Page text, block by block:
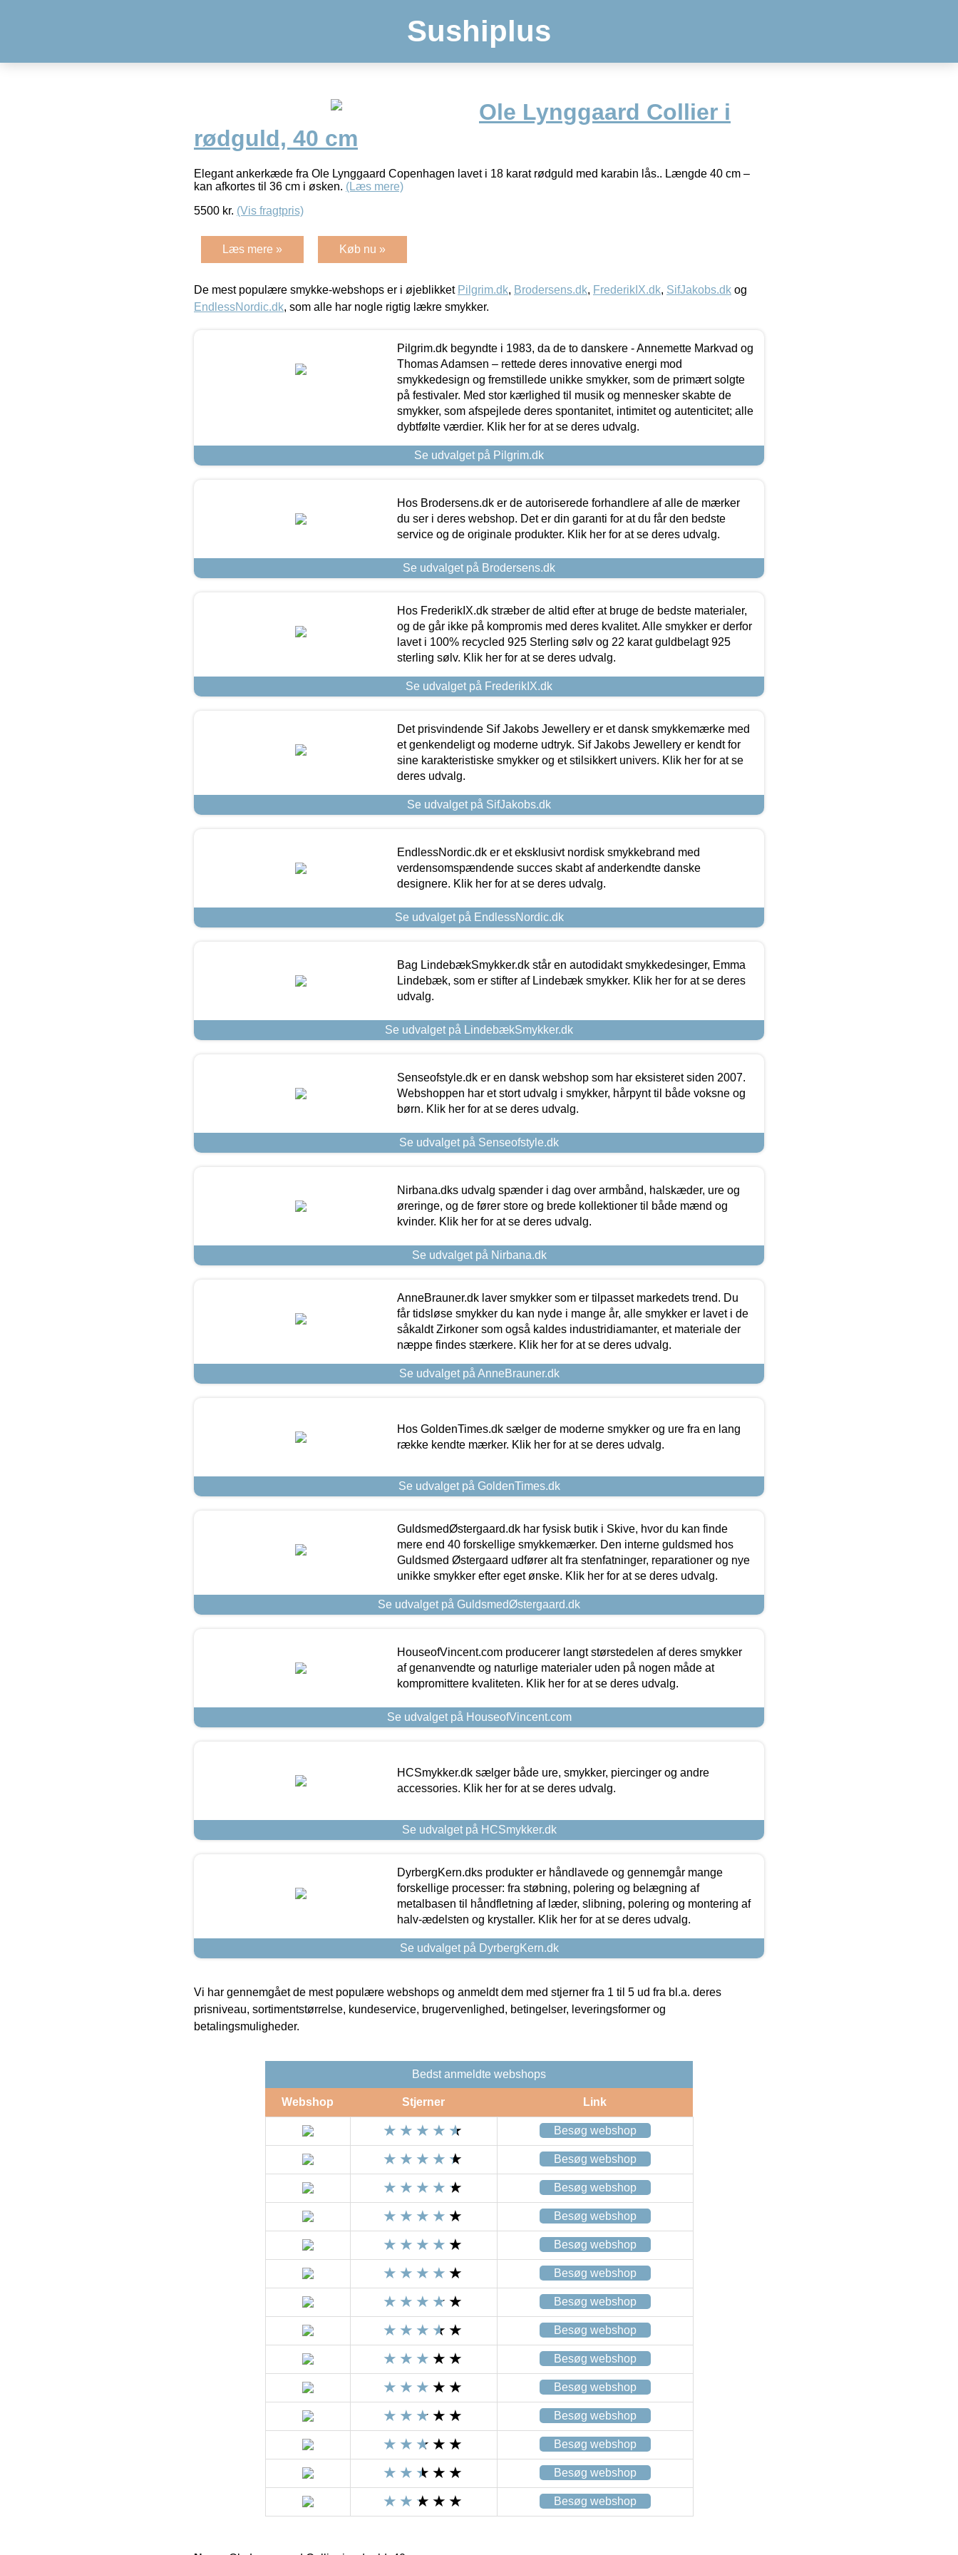
Sushiplus
Ole Lynggaard Collier i
rødguld, 40 cm
Elegant ankerkæde fra Ole Lynggaard Copenhagen lavet i 18 karat rødguld med karabin lås.. Længde 40 cm –
kan afkortes til 36 cm i øsken. (Læs mere)
5500 kr. (Vis fragtpris)
Læs mere » Køb nu »
De mest populære smykke-webshops er i øjeblikket Pilgrim.dk, Brodersens.dk, FrederikIX.dk, SifJakobs.dk og
EndlessNordic.dk, som alle har nogle rigtig lækre smykker.
Pilgrim.dk begyndte i 1983, da de to danskere - Annemette Markvad og
Thomas Adamsen – rettede deres innovative energi mod
smykkedesign og fremstillede unikke smykker, som de primært solgte
på festivaler. Med stor kærlighed til musik og mennesker skabte de
smykker, som afspejlede deres spontanitet, intimitet og autenticitet; alle
dybtfølte værdier. Klik her for at se deres udvalg.
Se udvalget på Pilgrim.dk
Hos Brodersens.dk er de autoriserede forhandlere af alle de mærker
du ser i deres webshop. Det er din garanti for at du får den bedste
service og de originale produkter. Klik her for at se deres udvalg.
Se udvalget på Brodersens.dk
Hos FrederikIX.dk stræber de altid efter at bruge de bedste materialer,
og de går ikke på kompromis med deres kvalitet. Alle smykker er derfor
lavet i 100% recycled 925 Sterling sølv og 22 karat guldbelagt 925
sterling sølv. Klik her for at se deres udvalg.
Se udvalget på FrederikIX.dk
Det prisvindende Sif Jakobs Jewellery er et dansk smykkemærke med
et genkendeligt og moderne udtryk. Sif Jakobs Jewellery er kendt for
sine karakteristiske smykker og et stilsikkert univers. Klik her for at se
deres udvalg.
Se udvalget på SifJakobs.dk
EndlessNordic.dk er et eksklusivt nordisk smykkebrand med
verdensomspændende succes skabt af anderkendte danske
designere. Klik her for at se deres udvalg.
Se udvalget på EndlessNordic.dk
Bag LindebækSmykker.dk står en autodidakt smykkedesinger, Emma
Lindebæk, som er stifter af Lindebæk smykker. Klik her for at se deres
udvalg.
Se udvalget på LindebækSmykker.dk
Senseofstyle.dk er en dansk webshop som har eksisteret siden 2007.
Webshoppen har et stort udvalg i smykker, hårpynt til både voksne og
børn. Klik her for at se deres udvalg.
Se udvalget på Senseofstyle.dk
Nirbana.dks udvalg spænder i dag over armbånd, halskæder, ure og
øreringe, og de fører store og brede kollektioner til både mænd og
kvinder. Klik her for at se deres udvalg.
Se udvalget på Nirbana.dk
AnneBrauner.dk laver smykker som er tilpasset markedets trend. Du
får tidsløse smykker du kan nyde i mange år, alle smykker er lavet i de
såkaldt Zirkoner som også kaldes industridiamanter, et materiale der
næppe findes stærkere. Klik her for at se deres udvalg.
Se udvalget på AnneBrauner.dk
Hos GoldenTimes.dk sælger de moderne smykker og ure fra en lang
række kendte mærker. Klik her for at se deres udvalg.
Se udvalget på GoldenTimes.dk
GuldsmedØstergaard.dk har fysisk butik i Skive, hvor du kan finde
mere end 40 forskellige smykkemærker. Den interne guldsmed hos
Guldsmed Østergaard udfører alt fra stenfatninger, reparationer og nye
unikke smykker efter eget ønske. Klik her for at se deres udvalg.
Se udvalget på GuldsmedØstergaard.dk
HouseofVincent.com producerer langt størstedelen af deres smykker
af genanvendte og naturlige materialer uden på nogen måde at
kompromittere kvaliteten. Klik her for at se deres udvalg.
Se udvalget på HouseofVincent.com
HCSmykker.dk sælger både ure, smykker, piercinger og andre
accessories. Klik her for at se deres udvalg.
Se udvalget på HCSmykker.dk
DyrbergKern.dks produkter er håndlavede og gennemgår mange
forskellige processer: fra støbning, polering og belægning af
metalbasen til håndfletning af læder, slibning, polering og montering af
halv-ædelsten og krystaller. Klik her for at se deres udvalg.
Se udvalget på DyrbergKern.dk
Vi har gennemgået de mest populære webshops og anmeldt dem med stjerner fra 1 til 5 ud fra bl.a. deres
prisniveau, sortimentstørrelse, kundeservice, brugervenlighed, betingelser, leveringsformer og
betalingsmuligheder.
Bedst anmeldte webshops
Webshop Stjerner Link
Besøg webshop
Besøg webshop
Besøg webshop
Besøg webshop
Besøg webshop
Besøg webshop
Besøg webshop
Besøg webshop
Besøg webshop
Besøg webshop
Besøg webshop
Besøg webshop
Besøg webshop
Besøg webshop